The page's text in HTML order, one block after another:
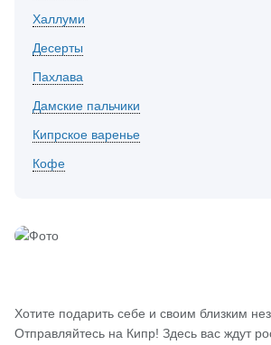
Халлуми
Десерты
Пахлава
Дамские пальчики
Кипрское варенье
Кофе
Хотите подарить себе и своим близким
Отправляйтесь на Кипр! Здесь вас ждут